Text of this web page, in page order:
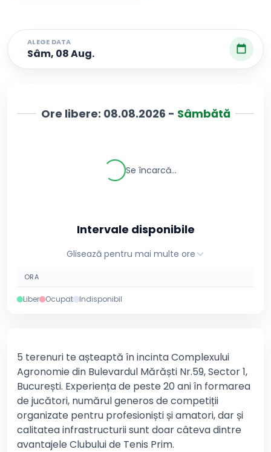
ALEGE DATA
Sâm, 08 Aug.
Ore libere: 08.08.2026 - Sâmbătă
Se încarcă...
Intervale disponibile
Glisează pentru mai multe ore
ORA
Liber Ocupat Indisponibil
5 terenuri te așteaptă în incinta Complexului
Agronomie din Bulevardul Mărăști Nr.59, Sector 1,
București. Experiența de peste 20 ani în formarea
de jucători, numărul generos de competiții
organizate pentru profesioniști și amatori, dar și
calitatea infrastructurii sunt doar câteva dintre
avantajele Clubului de Tenis Prim.